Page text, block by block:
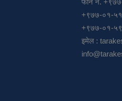
+९७७-०१-
+९७७-०१-
इमेल :